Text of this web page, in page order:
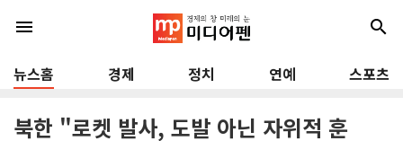
menu search
뉴스홈 경제 정치 연예 스포츠
북한 "로켓 발사, 도발 아닌 자위적 훈